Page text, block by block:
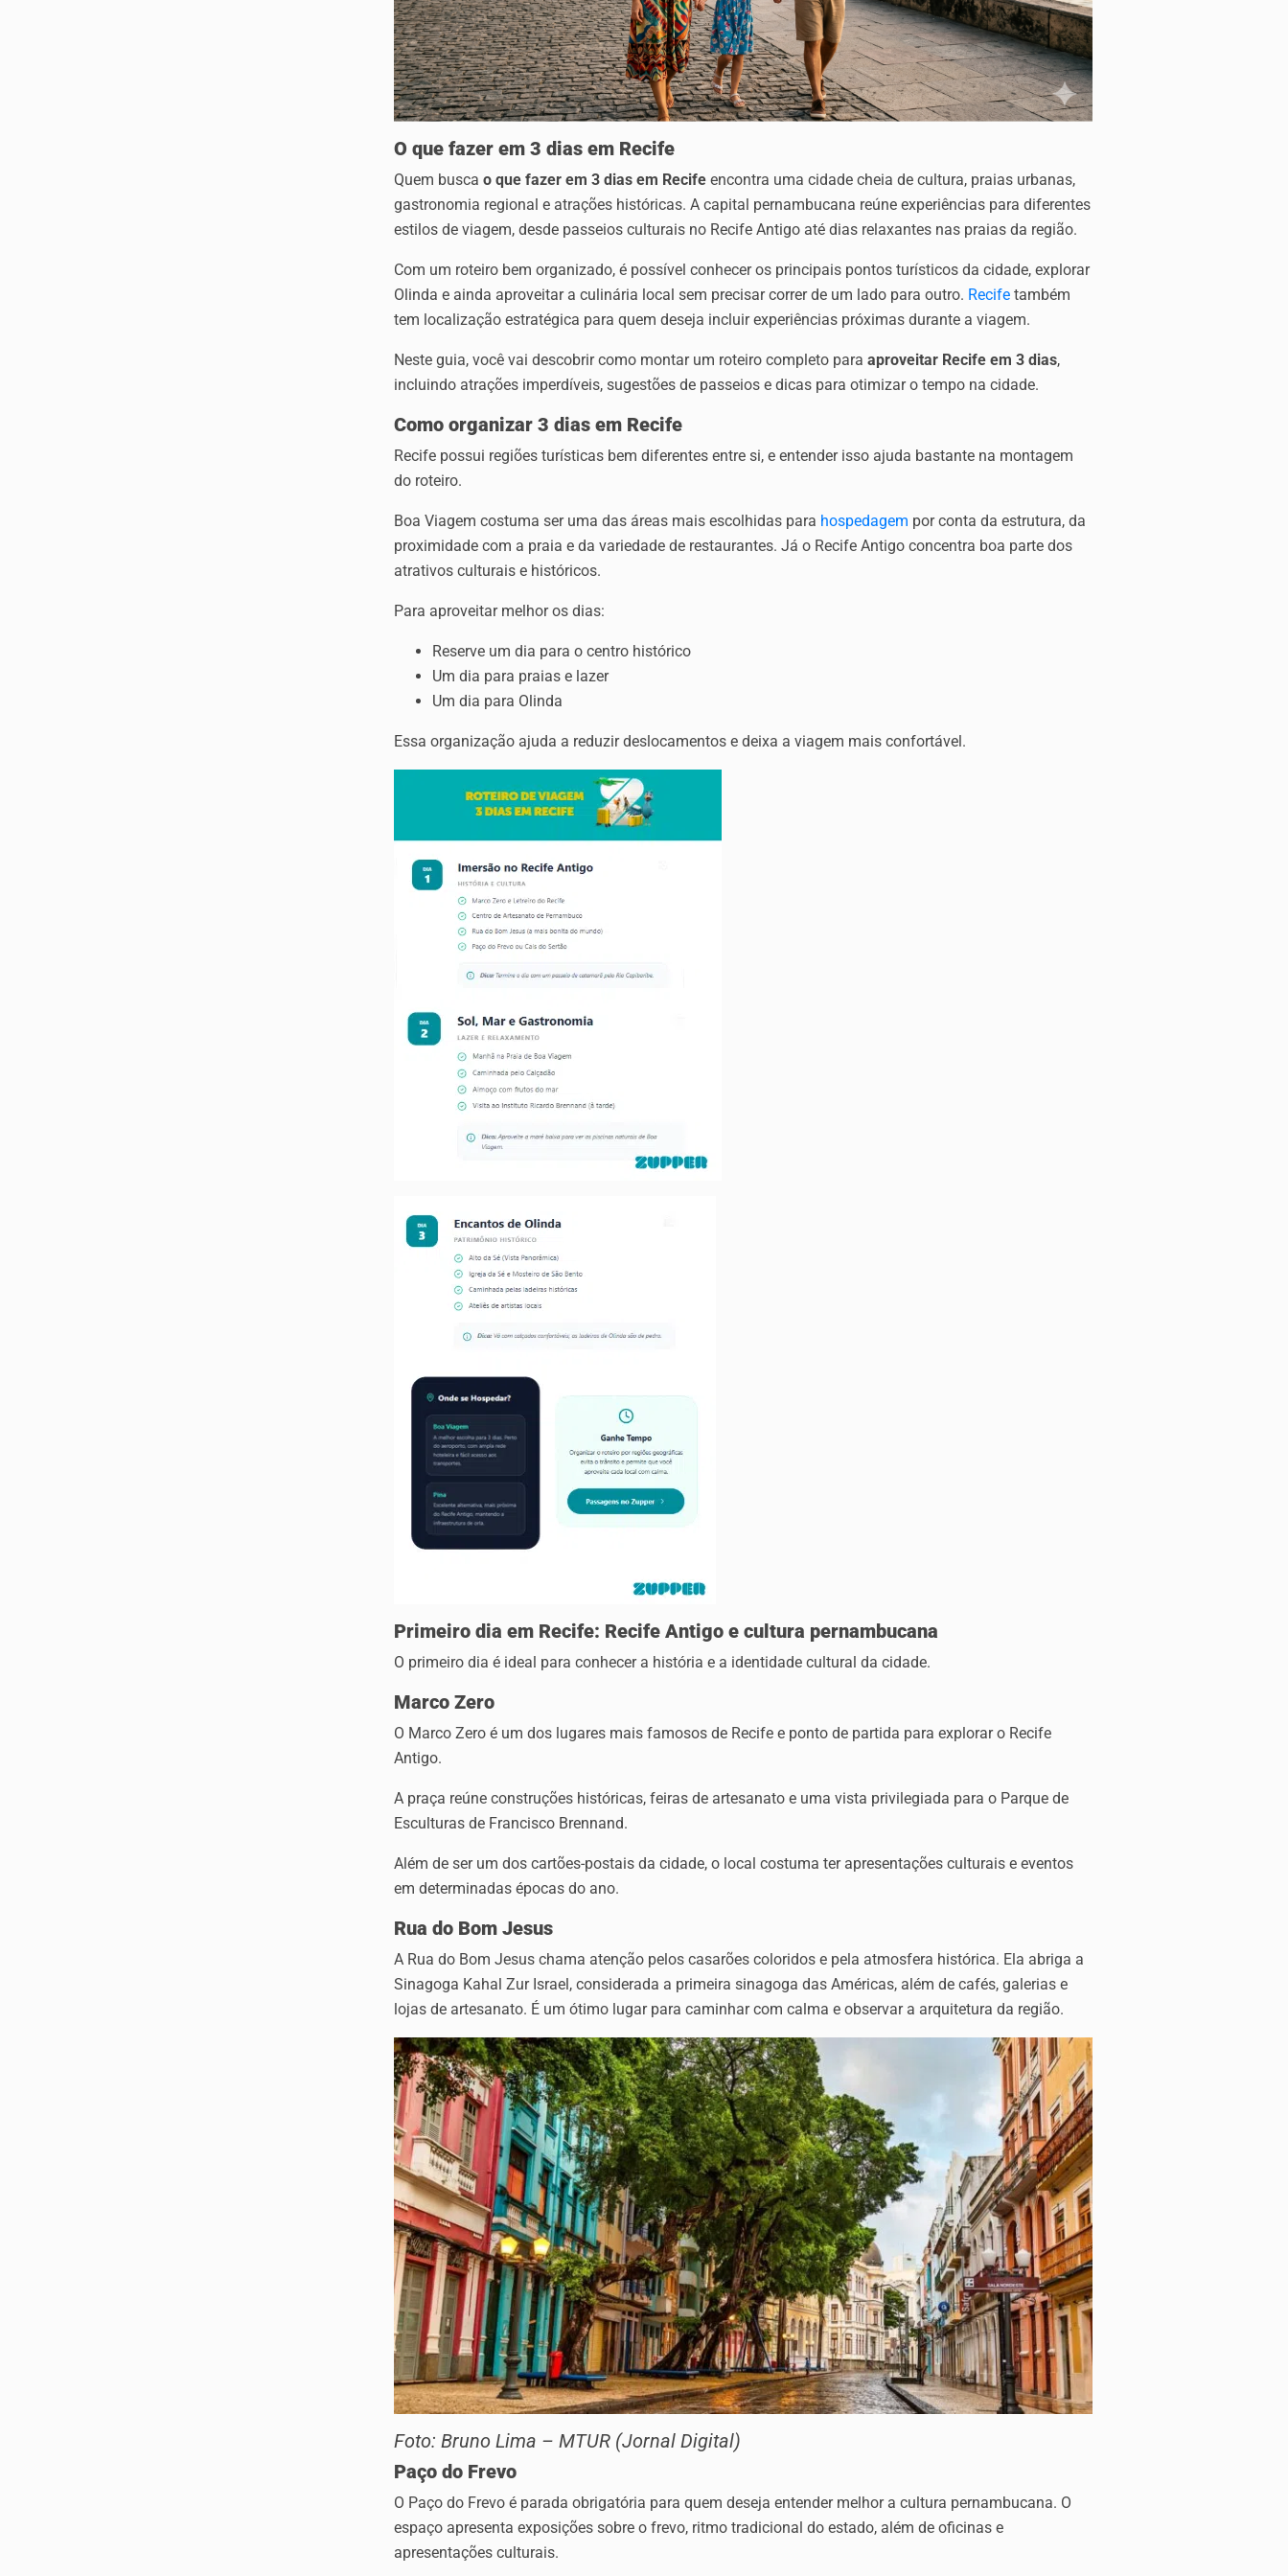
O que fazer em 3 dias em Recife
Quem buscao que fazer em 3 dias em Recife encontra uma cidade cheia de cultura, praias urbanas,
gastronomia regional e atrações históricas. A capital pernambucana reúne experiências para diferentes
estilos de viagem, desde passeios culturais no Recife Antigo até dias relaxantes nas praias da região.
Com um roteiro bem organizado, é possível conhecer os principais pontos turísticos da cidade, explorar
Olinda e ainda aproveitar a culinária local sem precisar correr de um lado para outro. Recife também
tem localização estratégica para quem deseja incluir experiências próximas durante a viagem.
Neste guia, você vai descobrir como montar um roteiro completo paraaproveitar Recife em 3 dias,
incluindo atrações imperdíveis, sugestões de passeios e dicas para otimizar o tempo na cidade.
Como organizar 3 dias em Recife
Recife possui regiões turísticas bem diferentes entre si, e entender isso ajuda bastante na montagem
do roteiro.
Boa Viagem costuma ser uma das áreas mais escolhidas para hospedagem por conta da estrutura, da
proximidade com a praia e da variedade de restaurantes. Já o Recife Antigo concentra boa parte dos
atrativos culturais e históricos.
Para aproveitar melhor os dias:
Reserve um dia para o centro histórico
Um dia para praias e lazer
Um dia para Olinda
Essa organização ajuda a reduzir deslocamentos e deixa a viagem mais confortável.
Primeiro dia em Recife: Recife Antigo e cultura pernambucana
O primeiro dia é ideal para conhecer a história e a identidade cultural da cidade.
Marco Zero
O Marco Zero é um dos lugares mais famosos de Recife e ponto de partida para explorar o Recife
Antigo.
A praça reúne construções históricas, feiras de artesanato e uma vista privilegiada para o Parque de
Esculturas de Francisco Brennand.
Além de ser um dos cartões-postais da cidade, o local costuma ter apresentações culturais e eventos
em determinadas épocas do ano.
Rua do Bom Jesus
A Rua do Bom Jesus chama atenção pelos casarões coloridos e pela atmosfera histórica. Ela abriga a
Sinagoga Kahal Zur Israel, considerada a primeira sinagoga das Américas, além de cafés, galerias e
lojas de artesanato. É um ótimo lugar para caminhar com calma e observar a arquitetura da região.
Foto: Bruno Lima – MTUR (Jornal Digital)
Paço do Frevo
O Paço do Frevo é parada obrigatória para quem deseja entender melhor a cultura pernambucana. O
espaço apresenta exposições sobre o frevo, ritmo tradicional do estado, além de oficinas e
apresentações culturais.